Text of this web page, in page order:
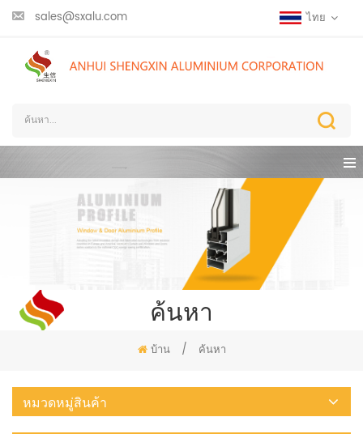
sales@sxalu.com ไทย
ค้นหา
บ้าน / ค้นหา
หมวดหมู่สินค้า